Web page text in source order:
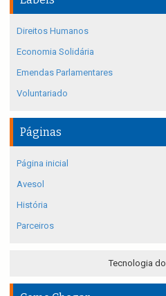
Direitos Humanos
Economia Solidária
Emendas Parlamentares
Voluntariado
Páginas
Página inicial
Avesol
História
Parceiros
Tecnologia do